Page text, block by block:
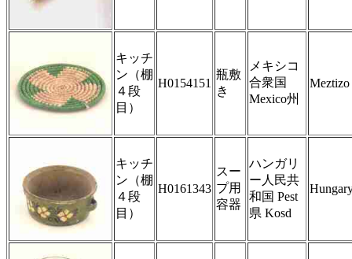
キッチ
ン（棚
４段
目）
H0154151
瓶敷
き
メキシコ
合衆国
Mexico州
Meztizo
キッチ
ン（棚
４段
目）
H0161343
スー
プ用
容器
ハンガリ
ー人民共
和国 Pest
県 Kosd